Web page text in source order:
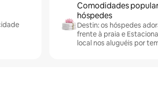
Comodidades
hóspedes
Destin: os hóspedes
frente à praia e
local nos aluguéis por